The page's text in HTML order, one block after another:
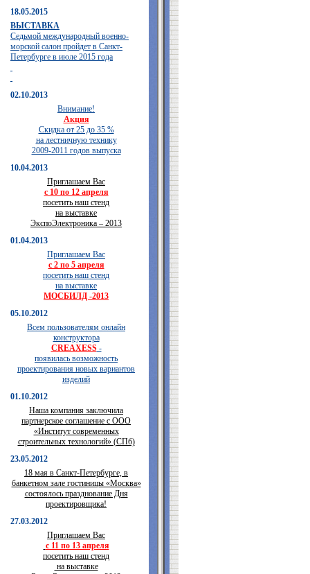
18.05.2015
ВЫСТАВКА
Седьмой международный военно-
морской салон пройдет в Санкт-
Петербурге в июле 2015 года
02.10.2013
Внимание!
Акция
Скидка от 25 до 35 %
на лестничную технику
2009-2011 годов выпуска
10.04.2013
Приглашаем Вас
с 10 по 12 апреля
посетить наш стенд
на выставке
ЭкспоЭлектроника – 2013
01.04.2013
Приглашаем Вас
с 2 по 5 апреля
посетить наш стенд
на выставке
МОСБИЛД -2013
05.10.2012
Всем пользователям онлайн
конструктора
CREAXESS-
появилась возможность
проектирования новых вариантов
изделий
01.10.2012
Наша компания заключила
партнерское соглашение с ООО
«Институт современных
строительных технологий» (СПб)
23.05.2012
18 мая в Санкт-Петербурге, в
банкетном зале гостиницы «Москва»
состоялось празднование Дня
проектировщика!
27.03.2012
Приглашаем Вас
с 11 по 13 апреля
посетить наш стенд
на выставке